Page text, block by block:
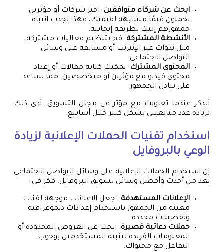
ابحث عن شركاء متوافقين: اختر شركات أو مؤثرين
يحملون قيمًا مشابهة لقيمتك، فهذا يجذب انتباه
جمهورهم إليك بطريقة إيجابية.
الأنشطة المشتركة: قم بتنظيم فعاليات مشتركة،
مثل ندوات عبر الإنترنت أو مسابقة على وسائل
التواصل الاجتماعي.
المحتوى المشترك: يمكنك كتابة مقالات أو إعداد
محتوى فيديو مع مؤثرين أو متخصصين، مما يساعد
على تبادل الجمهور.
أتذكر عندما تعاونت مع مؤثر في مجال التسويق، أدى ذلك
لزيادة عدد متابعيني بشكل كبير خلال أسابيع.
استخدام تقنيات الحملات الإعلانية لزيادة
الوعي بالبروفايل
إن استخدام الحملات الإعلانية على وسائل التواصل الاجتماعي
يعد من أحدث وأفضل وسائل تسويق البروفايل. فكر في:
الإعلانات المستهدفة: اجعل الإعلانات موجهة لفئات
معينة من الجمهور باستخدام إعدادات ديموغرافية
وتفضيلات محددة.
حملات دعائية قصيرة: ابحث عن العروض المحدودة أو
المعلومات الفريدة لتنبيه المستخدمين بوجوب
التفاعل مع محتواك.